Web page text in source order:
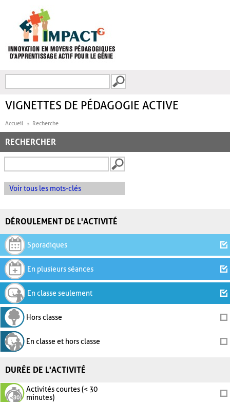
FORMULAIRE DE
VIGNETTES DE PÉDAGOGIE ACTIVE
Accueil Recherche
RECHERCHER
Voir tous les mots-clés
DÉROULEMENT DE L'ACTIVITÉ
Sporadiques
En plusieurs séances
En classe seulement
Hors classe
En classe et hors classe
DURÉE DE L'ACTIVITÉ
Activités courtes (< 30
minutes)